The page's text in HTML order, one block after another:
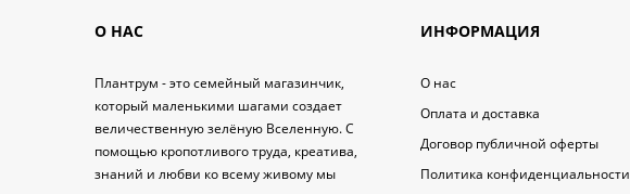
О НАС
Плантрум - это семейный магазинчик,
который маленькими шагами создает
величественную зелёную Вселенную. С
помощью кропотливого труда, креатива,
знаний и любви ко всему живому мы
ИНФОРМАЦИЯ
O нас
Оплата и доставка
Договор публичной оферты
Политика конфиденциальности